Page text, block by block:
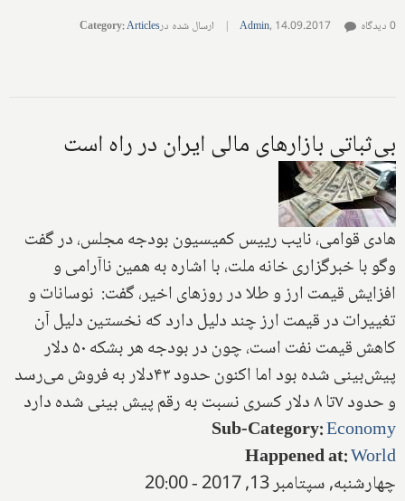
Admin, 14.09.2017
| ارسال شده در Category:Articles 0 دیدگاه
بی‌ثباتی بازارهای مالی ایران در راه است
هادی قوامی، نایب رییس کمیسیون بودجه مجلس، در گفت
وگو با خبرگزاری خانه ملت، با اشاره به همین ناآرامی و
افزایش قیمت ارز و طلا در روزهای اخیر، گفت: نوسانات و
تغییرات در قیمت ارز چند دلیل دارد که نخستین دلیل آن
کاهش قیمت نفت است، چون در بودجه هر بشکه ۵۰ دلار
پیش‌بینی شده بود اما اکنون حدود ۴۳دلار به فروش می‌رسد
و حدود ۷تا ۸ دلار کسری نسبت به رقم پیش بینی شده دارد
Sub-Category:Economy
Happened at:World
چهارشنبه, سپتامبر 13, 2017 - 20:00